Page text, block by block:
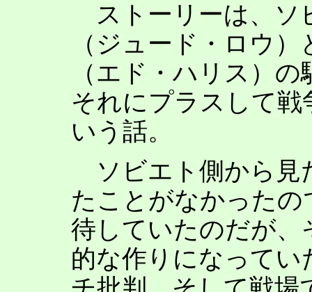
ストーリーは、ソ
（ジュード・ロウ
（エド・ハリス）
それにプラスして
いう話。
ソビエト側から見
たことがなかった
待していたのだが
的な作りになって